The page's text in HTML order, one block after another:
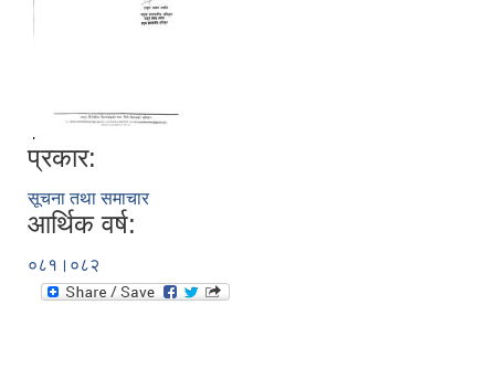
प्रकार:
सूचना तथा समाचार
आर्थिक वर्ष:
०८१।०८२